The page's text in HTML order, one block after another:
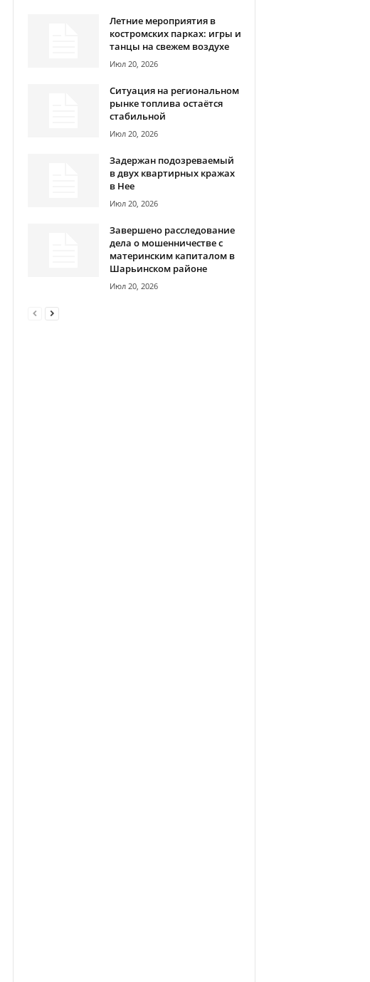
Летние мероприятия в
костромских парках: игры и
танцы на свежем воздухе
Июл 20, 2026
Ситуация на региональном
рынке топлива остаётся
стабильной
Июл 20, 2026
Задержан подозреваемый
в двух квартирных кражах
в Нее
Июл 20, 2026
Завершено расследование
дела о мошенничестве с
материнским капиталом в
Шарьинском районе
Июл 20, 2026